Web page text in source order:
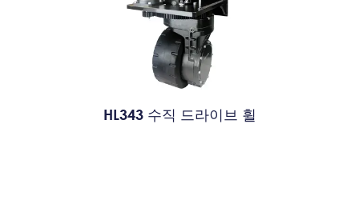
HL343 수직 드라이브 휠